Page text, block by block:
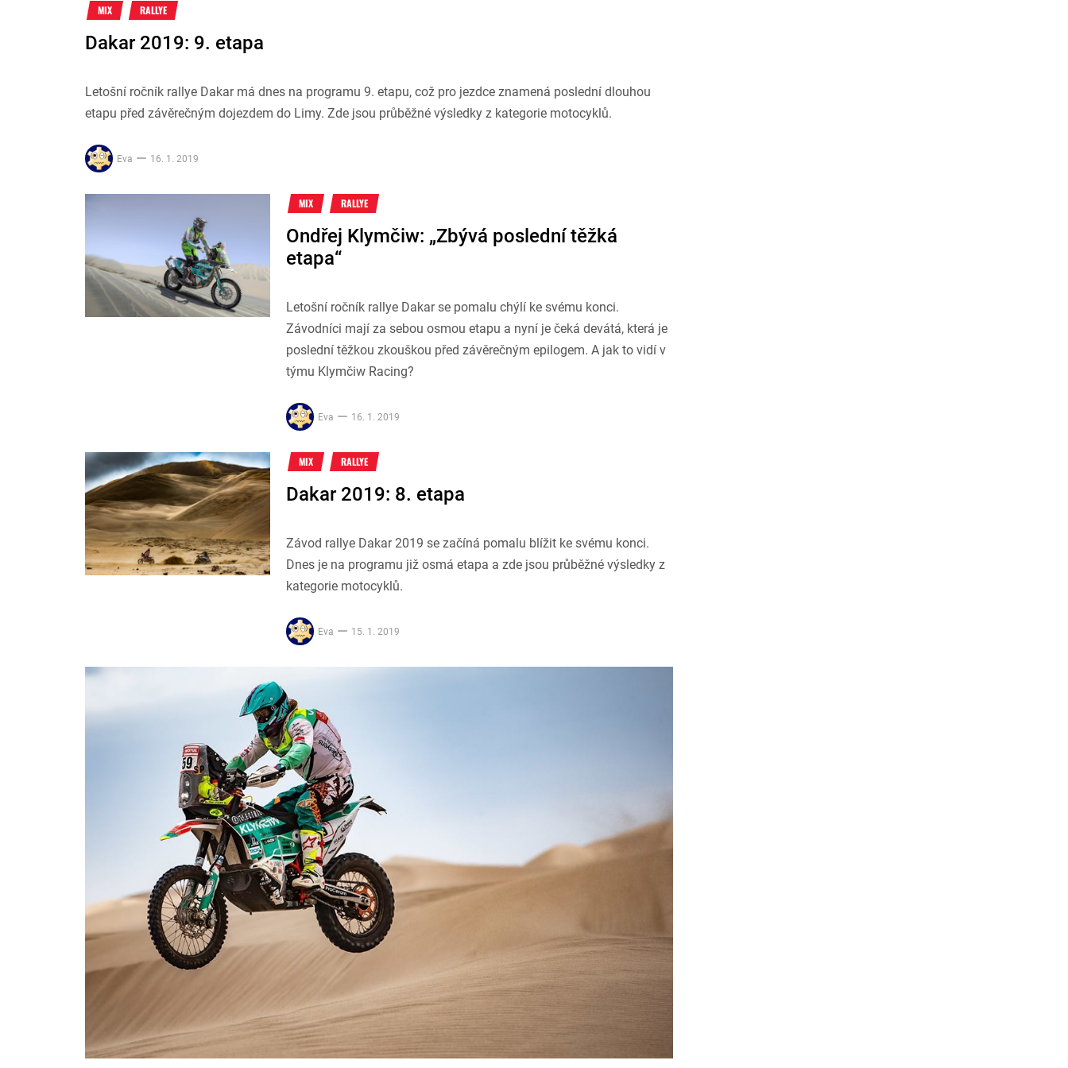
MIX RALLYE
Dakar 2019: 9. etapa
Letošní ročník rallye Dakar má dnes na programu 9. etapu, což pro jezdce znamená poslední dlouhou
etapu před závěrečným dojezdem do Limy. Zde jsou průběžné výsledky z kategorie motocyklů.
Eva 16. 1. 2019
MIX RALLYE
Ondřej Klymčiw: „Zbývá poslední těžká
etapa“
Letošní ročník rallye Dakar se pomalu chýlí ke svému konci.
Závodníci mají za sebou osmou etapu a nyní je čeká devátá, která je
poslední těžkou zkouškou před závěrečným epilogem. A jak to vidí v
týmu Klymčiw Racing?
Eva 16. 1. 2019
MIX RALLYE
Dakar 2019: 8. etapa
Závod rallye Dakar 2019 se začíná pomalu blížit ke svému konci.
Dnes je na programu již osmá etapa a zde jsou průběžné výsledky z
kategorie motocyklů.
Eva 15. 1. 2019